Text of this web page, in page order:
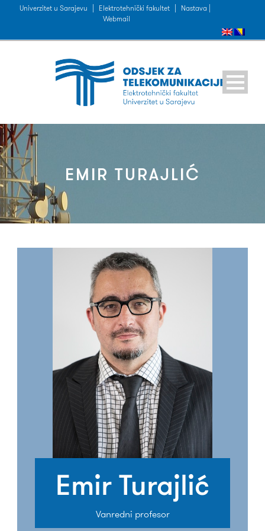
Univerzitet u Sarajevu Elektrotehnički fakultet
Nastava |
Webmail
EMIR TURAJLIĆ
Emir Turajlić
Vanredni profesor